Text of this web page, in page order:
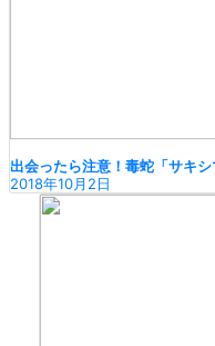
出会ったら注意！毒蛇「サキ
2018年10月2日